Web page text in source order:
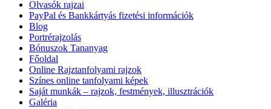
Olvasók rajzai
PayPal és Bankkártyás fizetési információk
Blog
Portrérajzolás
Bónuszok Tananyag
Főoldal
Online Rajztanfolyami rajzok
Színes online tanfolyami képek
Saját munkák – rajzok, festmények, illusztrációk
Galéria